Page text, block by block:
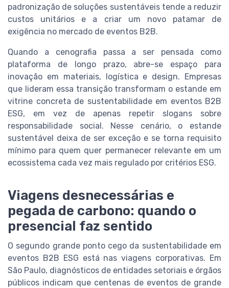
padronização de soluções sustentáveis tende a reduzir
custos unitários e a criar um novo patamar de
exigência no mercado de eventos B2B.
Quando a cenografia passa a ser pensada como
plataforma de longo prazo, abre-se espaço para
inovação em materiais, logística e design. Empresas
que lideram essa transição transformam o estande em
vitrine concreta de sustentabilidade em eventos B2B
ESG, em vez de apenas repetir slogans sobre
responsabilidade social. Nesse cenário, o estande
sustentável deixa de ser exceção e se torna requisito
mínimo para quem quer permanecer relevante em um
ecossistema cada vez mais regulado por critérios ESG.
Viagens desnecessárias e
pegada de carbono: quando o
presencial faz sentido
O segundo grande ponto cego da sustentabilidade em
eventos B2B ESG está nas viagens corporativas. Em
São Paulo, diagnósticos de entidades setoriais e órgãos
públicos indicam que centenas de eventos de grande